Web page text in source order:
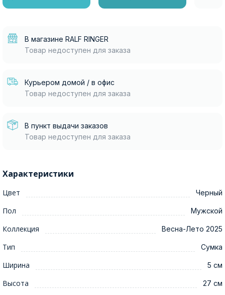
В магазине RALF RINGER
Товар недоступен для заказа
Курьером домой / в офис
Товар недоступен для заказа
В пункт выдачи заказов
Товар недоступен для заказа
Характеристики
Цвет Черный
Пол Мужской
Коллекция Весна-Лето 2025
Тип Сумка
Ширина 5 см
Высота 27 см